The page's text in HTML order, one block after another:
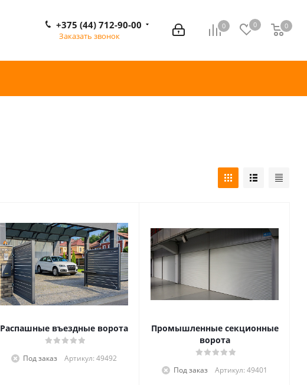
0 0 0
0
+375 (44) 712-90-00
Заказать звонок
Распашные въездные ворота
Под заказ Артикул: 49492
Промышленные секционные
ворота
Под заказ Артикул: 49401